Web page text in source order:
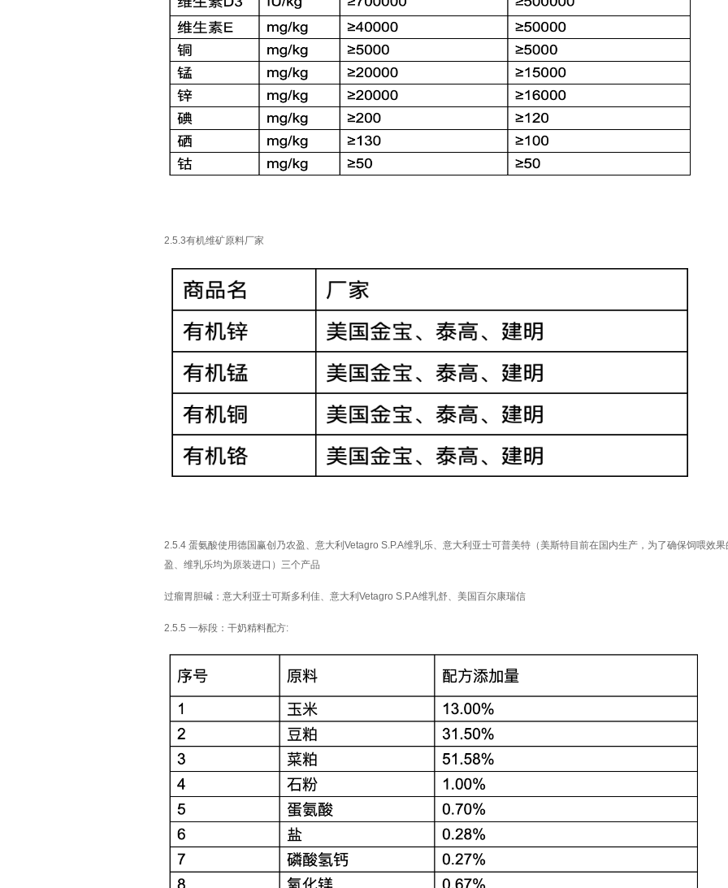
2.5.3有机维矿原料厂家
2.5.4 蛋氨酸使用德国赢创乃农盈、意大利Vetagro S.P.A维乳乐、意大利亚士可普美特（美斯特目前在国内生产，为了确保饲喂效
盈、维乳乐均为原装进口）三个产品
过瘤胃胆碱：意大利亚士可斯多利佳、意大利Vetagro S.P.A维乳舒、美国百尔康瑞信
2.5.5 一标段：干奶精料配方: